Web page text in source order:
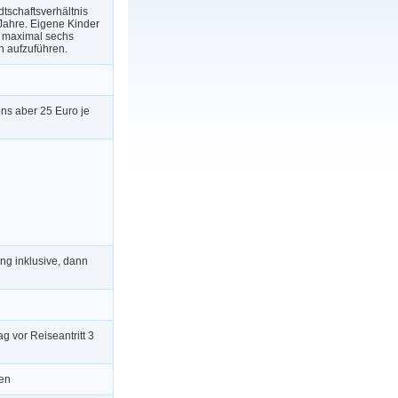
Eigene Kinder
sechs
aufzuführen.
aber 25 Euro je
inklusive, dann
vor Reiseantritt 3